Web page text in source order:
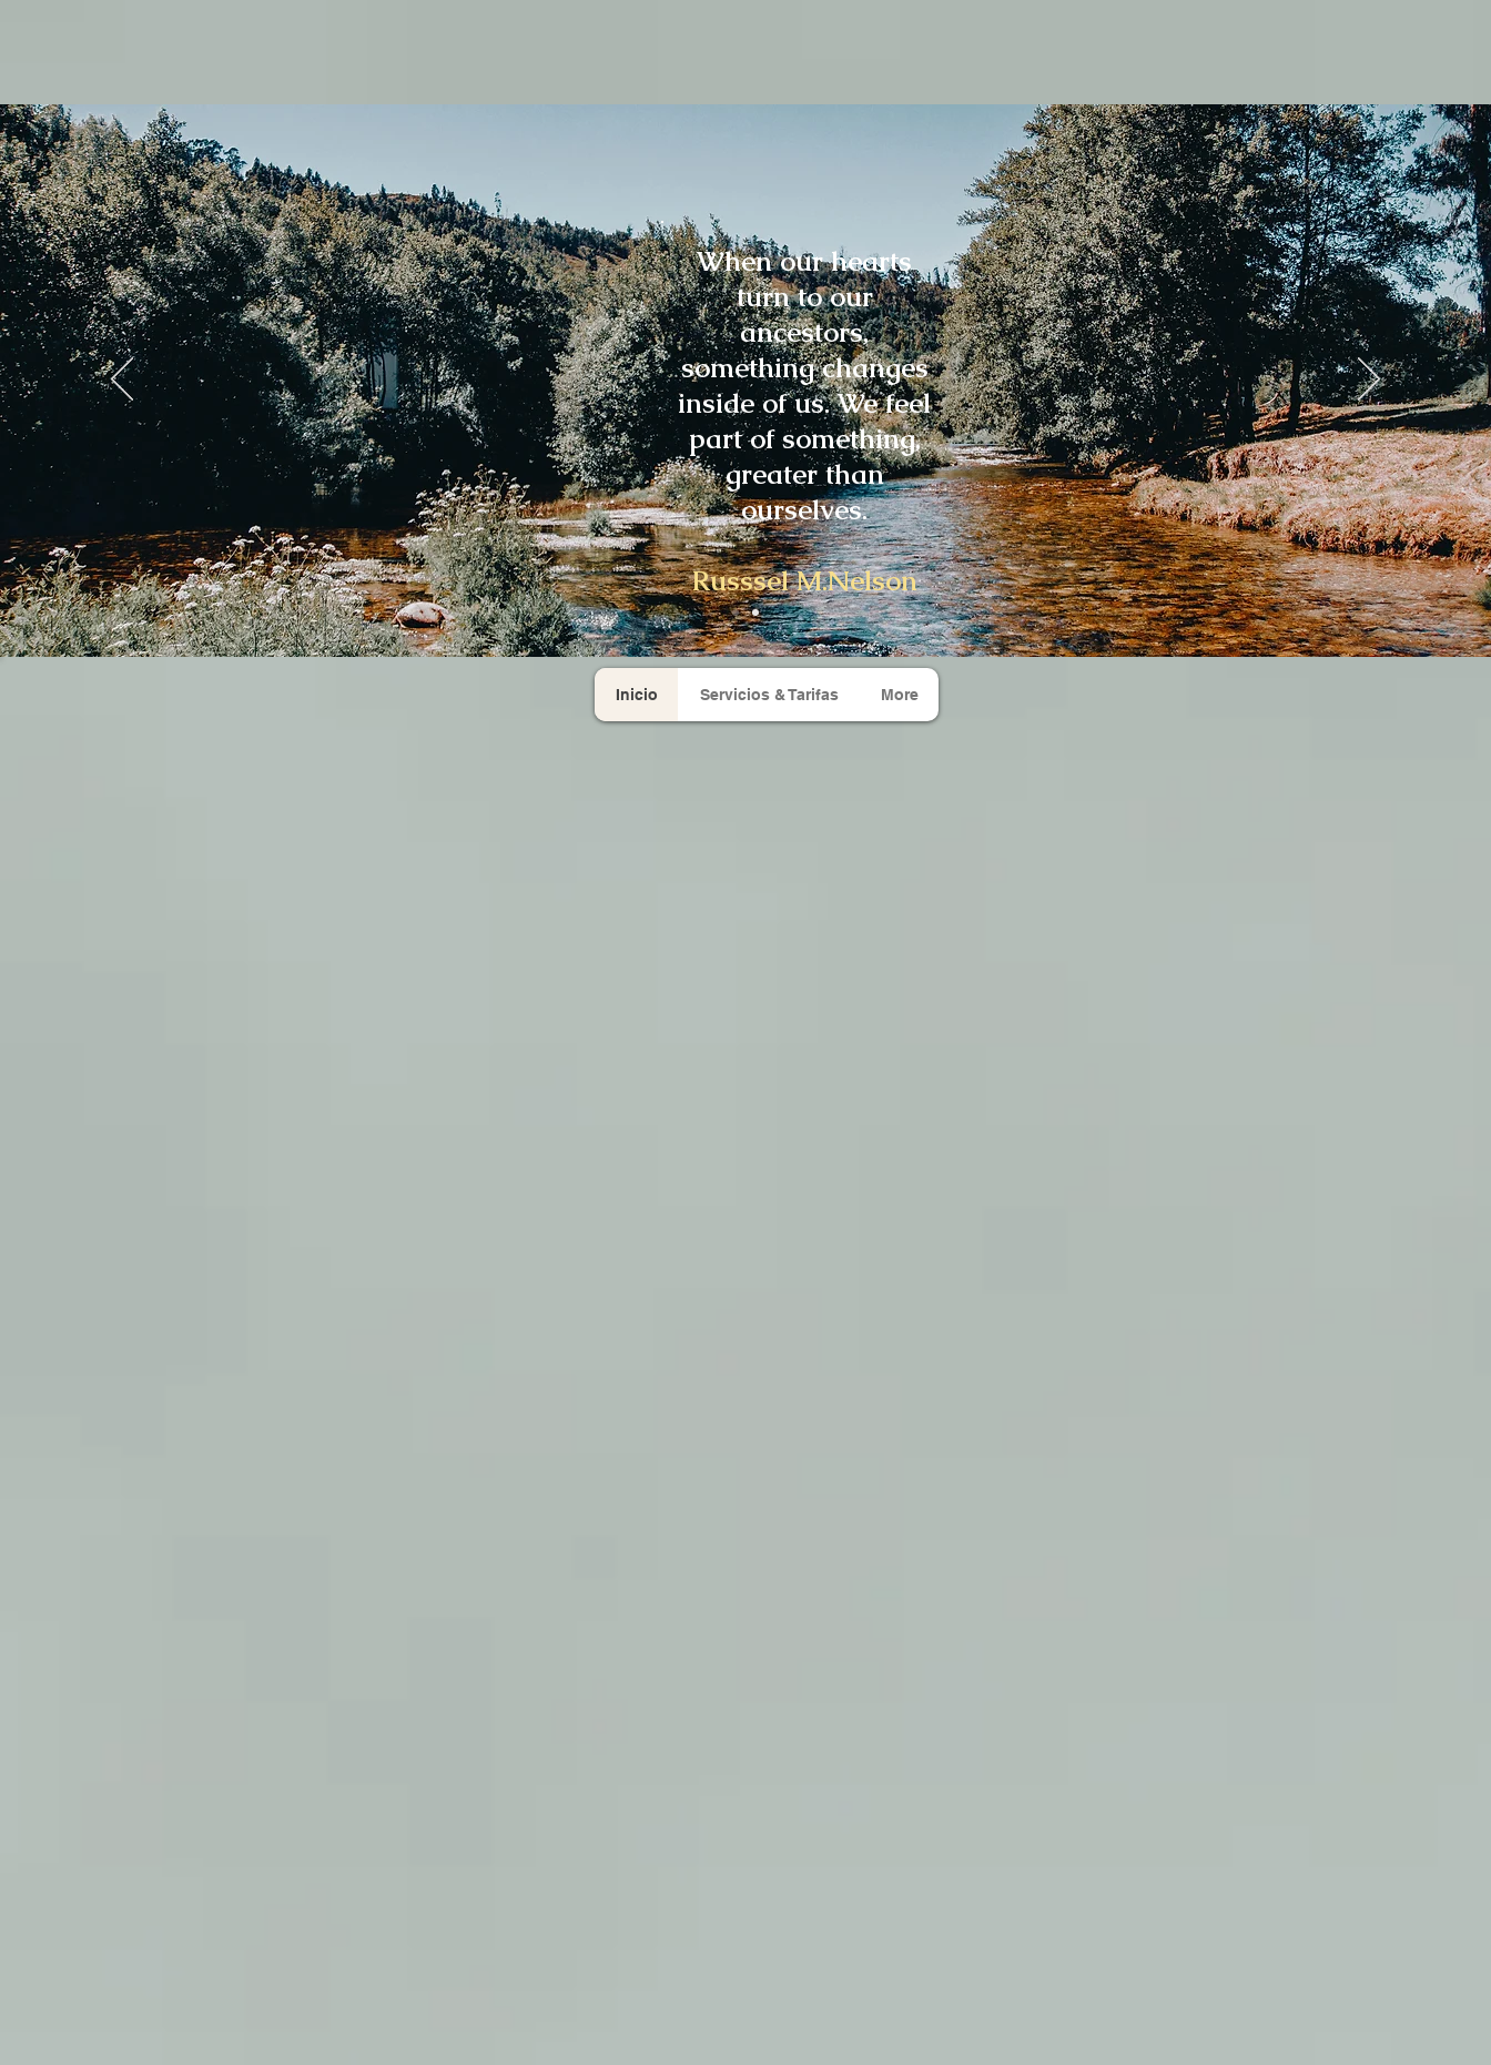
When our hearts
turn to our
ancestors,
something changes
inside of us. We feel
part of something,
greater than
ourselves.
Russsel M.Nelson
Inicio Servicios & Tarifas More